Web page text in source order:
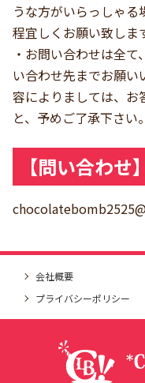
うな方がいらっしゃ
程宜しくお願い致しま
・お問い合わせは全
い合わせ先までお願い
容によりましては、お
と、予めご了承下さい。
【問い合わせ】
会社概要
プライバシーポリシー